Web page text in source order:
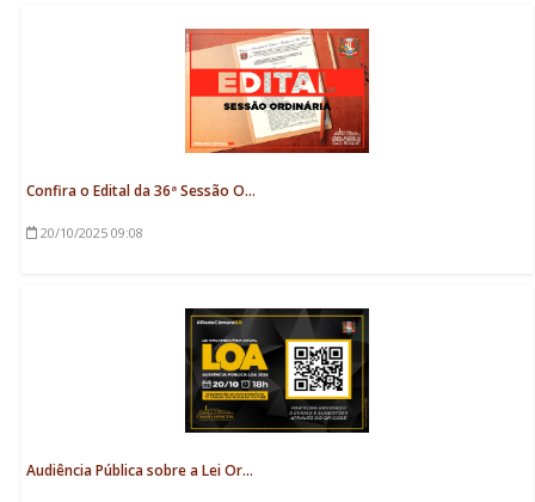
Confira o Edital da 36ª Sessão O...
20/10/2025 09:08
Audiência Pública sobre a Lei Or...